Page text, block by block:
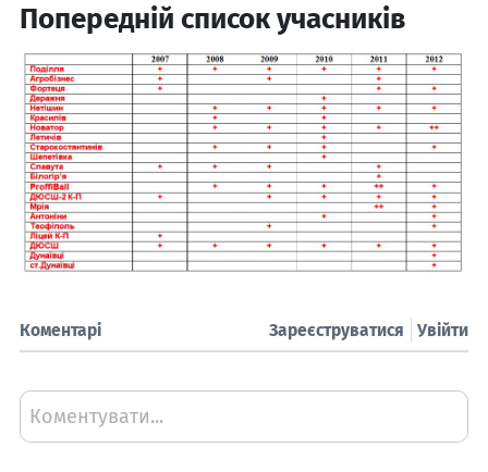
Попередній список учасників
Коментарі Увійти
Зареєструватися
Коментувати...